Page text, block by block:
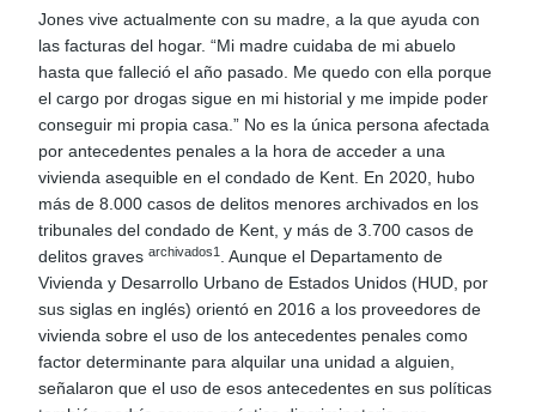
Jones vive actualmente con su madre, a la que ayuda con
las facturas del hogar. “Mi madre cuidaba de mi abuelo
hasta que falleció el año pasado. Me quedo con ella porque
el cargo por drogas sigue en mi historial y me impide poder
conseguir mi propia casa.” No es la única persona afectada
por antecedentes penales a la hora de acceder a una
vivienda asequible en el condado de Kent. En 2020, hubo
más de 8.000 casos de delitos menores archivados en los
tribunales del condado de Kent, y más de 3.700 casos de
delitos gravesarchivados1 . Aunque el Departamento de
Vivienda y Desarrollo Urbano de Estados Unidos (HUD, por
sus siglas en inglés) orientó en 2016 a los proveedores de
vivienda sobre el uso de los antecedentes penales como
factor determinante para alquilar una unidad a alguien,
señalaron que el uso de esos antecedentes en sus políticas